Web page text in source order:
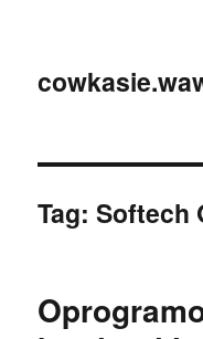
Tag:Softech